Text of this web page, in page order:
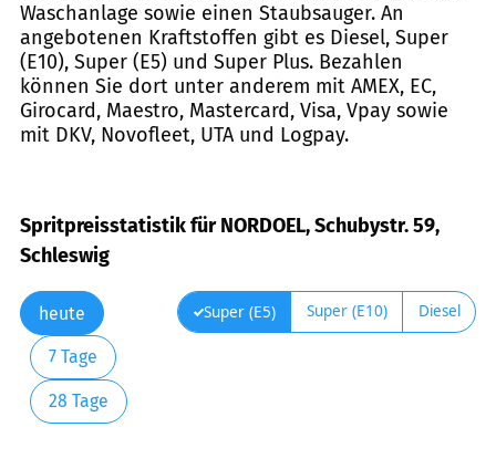
Waschanlage sowie einen Staubsauger. An
angebotenen Kraftstoffen gibt es Diesel, Super
(E10), Super (E5) und Super Plus. Bezahlen
können Sie dort unter anderem mit AMEX, EC,
Girocard, Maestro, Mastercard, Visa, Vpay sowie
mit DKV, Novofleet, UTA und Logpay.
Spritpreisstatistik für NORDOEL, Schubystr. 59,
Schleswig
heute
7 Tage
28 Tage
Super (E5) Super (E10) Diesel